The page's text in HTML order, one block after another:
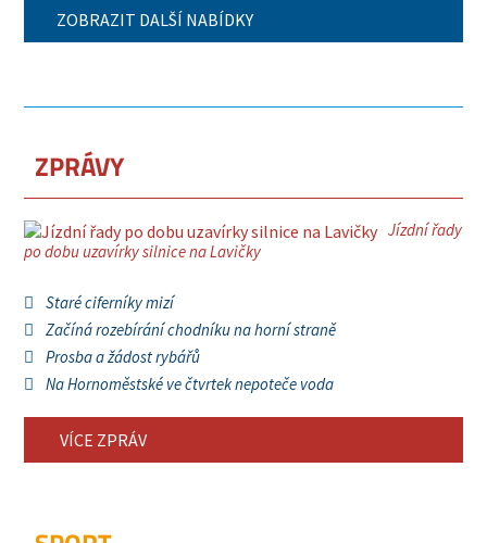
ZOBRAZIT DALŠÍ NABÍDKY
ZPRÁVY
Jízdní řady
po dobu uzavírky silnice na Lavičky
Staré ciferníky mizí
Začíná rozebírání chodníku na horní straně
Prosba a žádost rybářů
Na Hornoměstské ve čtvrtek nepoteče voda
VÍCE ZPRÁV